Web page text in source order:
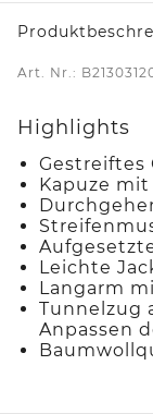
Art. Nr.:
Highlights
Gestreiftes
Kapuze
Leichte
Langarm
Tunnelzug
Anpassen